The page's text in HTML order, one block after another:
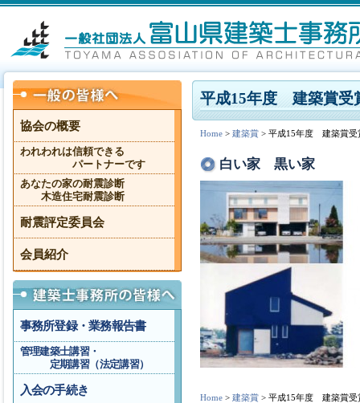
平成15年度 建築賞受
Home > 建築賞 > 平成15年度 建築賞受
白い家 黒い家
Home > 建築賞 > 平成15年度 建築賞受
協会の概要
われわれは信頼できる
パートナーです
あなたの家の耐震診断
木造住宅耐震診断
耐震評定委員会
会員紹介
事務所登録・業務報告書
管理建築士講習・
定期講習（法定講習）
入会の手続き